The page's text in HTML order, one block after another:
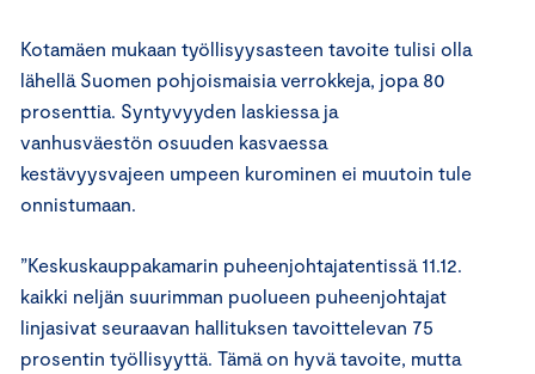
Kotamäen mukaan työllisyysasteen tavoite tulisi olla
lähellä Suomen pohjoismaisia verrokkeja, jopa 80
prosenttia. Syntyvyyden laskiessa ja
vanhusväestön osuuden kasvaessa
kestävyysvajeen umpeen kurominen ei muutoin tule
onnistumaan.
”Keskuskauppakamarin puheenjohtajatentissä 11.12.
kaikki neljän suurimman puolueen puheenjohtajat
linjasivat seuraavan hallituksen tavoittelevan 75
prosentin työllisyyttä. Tämä on hyvä tavoite, mutta